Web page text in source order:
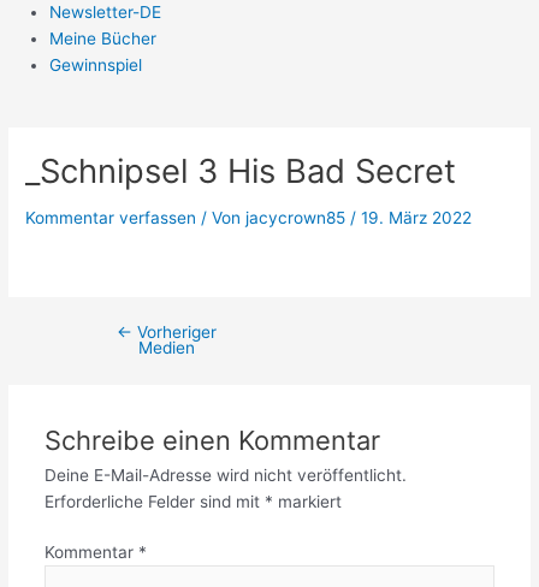
Newsletter-DE
Meine Bücher
Gewinnspiel
_Schnipsel 3 His Bad Secret
Kommentar verfassen / Vonjacycrown85 /19. März 2022
← Vorheriger
Medien
Schreibe einen Kommentar
Deine E-Mail-Adresse wird nicht veröffentlicht.
Erforderliche Felder sind mit * markiert
Kommentar *